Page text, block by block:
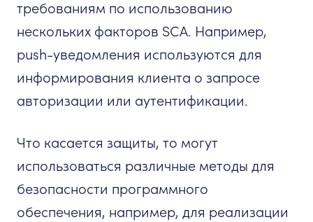
требованиям по использованию
нескольких факторов SCA. Например,
push-уведомления используются для
информирования клиента о запросе
авторизации или аутентификации.
Что касается защиты, то могут
использоваться различные методы для
безопасности программного
обеспечения, например, для реализации